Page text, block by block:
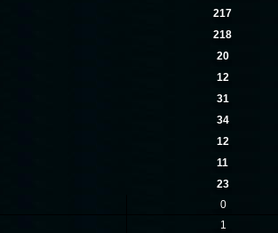
217
218
20
12
31
34
12
11
23
0
1